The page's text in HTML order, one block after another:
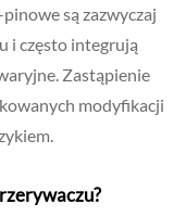
są zazwyczaj
i często integrują
Zastąpienie
modyfikacji